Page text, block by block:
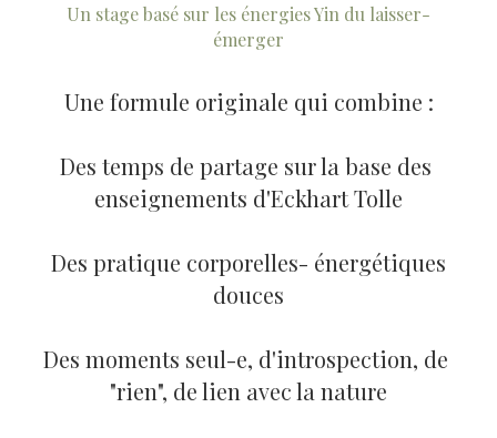
Un stage basé sur les énergies Yin du laisser-
émerger
Une formule originale qui combine :
Des temps de partage sur la base des
enseignements d'Eckhart Tolle
douces
Des moments seul-e, d'introspection, de
"rien", de lien avec la nature